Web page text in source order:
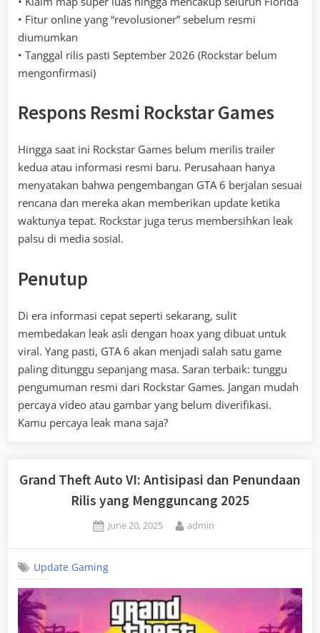
• Fitur online yang “revolusioner” sebelum resmi
diumumkan
• Tanggal rilis pasti September 2026 (Rockstar belum
mengonfirmasi)
Respons Resmi Rockstar Games
Hingga saat ini Rockstar Games belum merilis trailer
kedua atau informasi resmi baru. Perusahaan hanya
menyatakan bahwa pengembangan GTA 6 berjalan sesuai
rencana dan mereka akan memberikan update ketika
waktunya tepat. Rockstar juga terus membersihkan leak
palsu di media sosial.
Penutup
Di era informasi cepat seperti sekarang, sulit
membedakan leak asli dengan hoax yang dibuat untuk
viral. Yang pasti, GTA 6 akan menjadi salah satu game
paling ditunggu sepanjang masa. Saran terbaik: tunggu
pengumuman resmi dari Rockstar Games. Jangan mudah
percaya video atau gambar yang belum diverifikasi.
Kamu percaya leak mana saja?
Grand Theft Auto VI: Antisipasi dan Penundaan
Rilis yang Mengguncang 2025
Posted
June 20, 2025 By
admin
Update Gaming